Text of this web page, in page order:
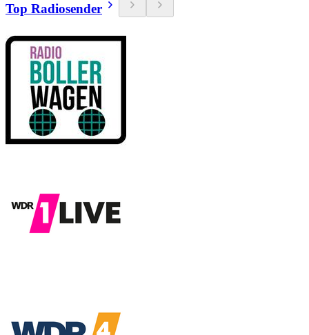
Top Radiosender